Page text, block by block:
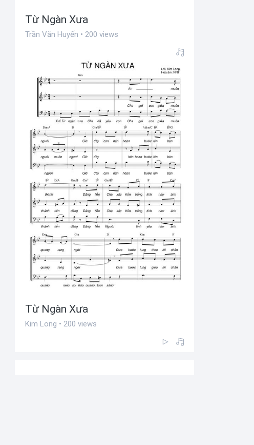
Từ Ngàn Xưa
Trần Văn Huyến • 200 views
Từ Ngàn Xưa
Kim Long • 200 views